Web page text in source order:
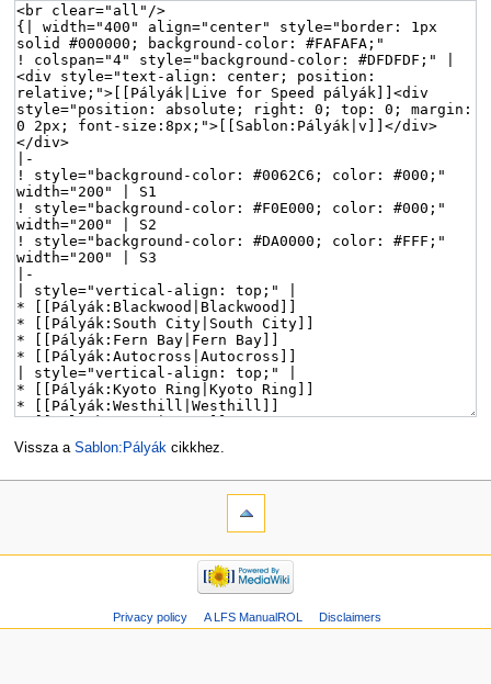
Vissza a Sablon:Pályák cikkhez.
Privacy policy A LFS ManualROL Disclaimers